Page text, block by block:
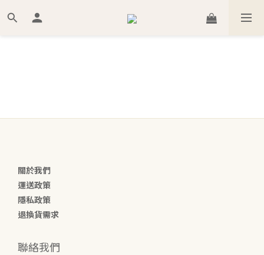
關於我們
運送政策
隱私政策
退換貨需求
聯絡我們